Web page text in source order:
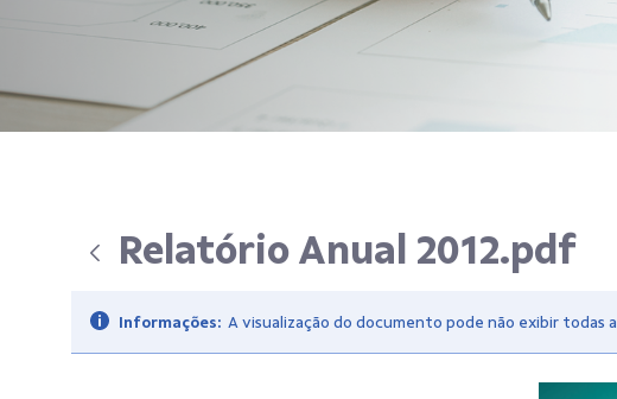
Relatório Anual 2012.pdf
Informações: A visualização do documento pode não exibir todas